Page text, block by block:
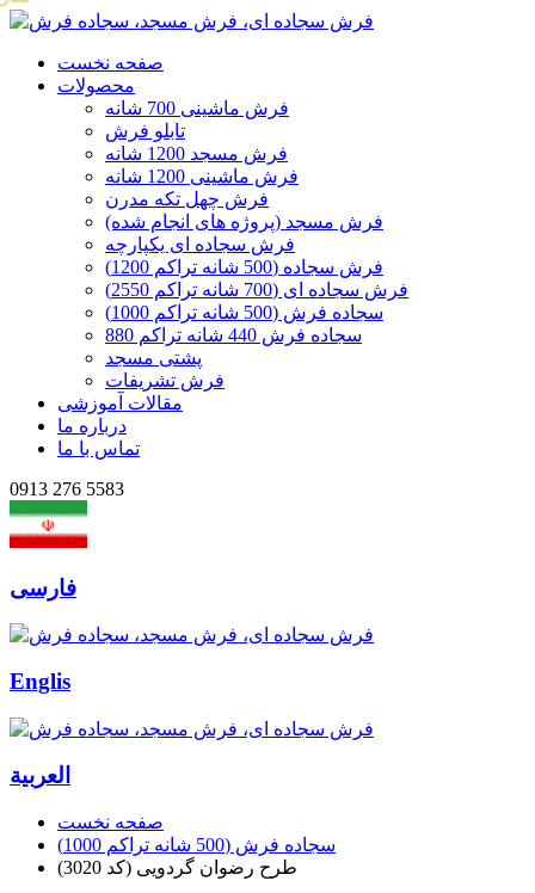
صفحه نخست
محصولات
فرش ماشینی 700 شانه
تابلو فرش
فرش مسجد 1200 شانه
فرش ماشینی 1200 شانه
فرش چهل تکه مدرن
فرش مسجد (پروژه های انجام شده)
فرش سجاده ای یکپارچه
فرش سجاده (500 شانه تراکم 1200)
فرش سجاده ای (700 شانه تراکم 2550)
سجاده فرش (500 شانه تراکم 1000)
سجاده فرش 440 شانه تراکم 880
پشتی مسجد
فرش تشریفات
مقالات آموزشی
درباره ما
تماس با ما
0913 276 5583
فارسی
Englis
العربیة
صفحه نخست
سجاده فرش (500 شانه تراکم 1000)
طرح رضوان گردویی (کد 3020)